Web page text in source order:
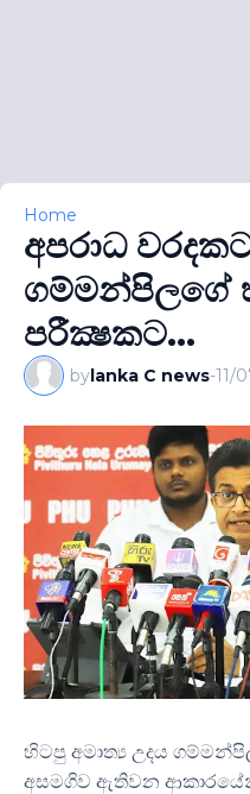
Home
අපරාධ
ගම්මන්පිලගේ
පරීක්‍ෂකට...
bylanka C news-11/
හිටපු අමාත්‍ය උදය
අසමගිව ඇතිවන